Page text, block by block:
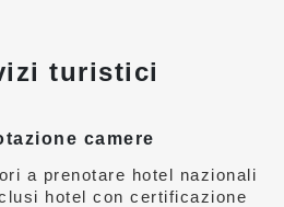
turistici
camere
a prenotare hotel nazionali
hotel con certificazione